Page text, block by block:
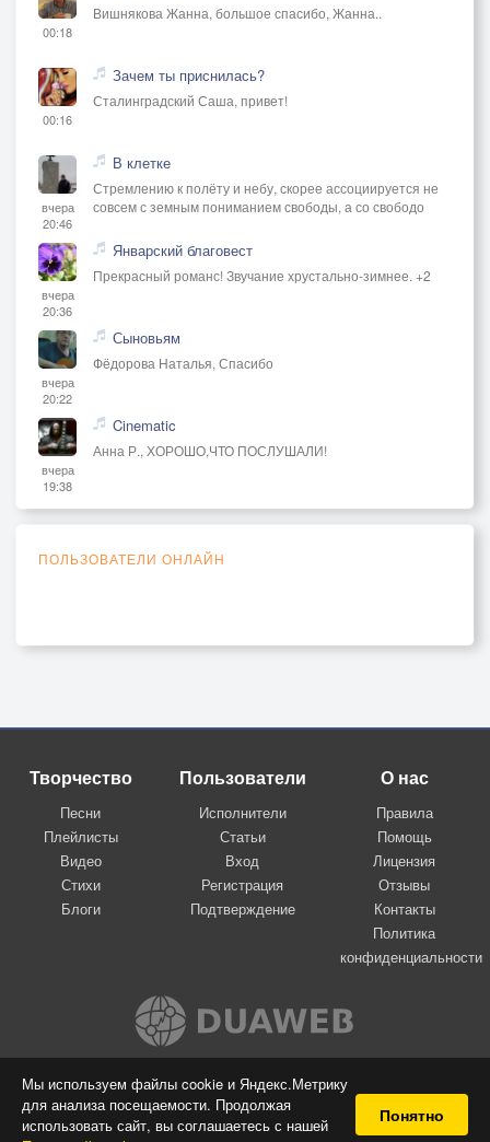
Мы используем файлы cookie и Яндекс.Метрику
для анализа посещаемости. Продолжая
использовать сайт, вы соглашаетесь с нашей
Понятно
00:18
Вишнякова Жанна, большое спасибо, Жанна..
00:16
Зачем ты приснилась?
Сталинградский Саша, привет!
вчера
20:46
В клетке
Стремлению к полёту и небу, скорее ассоциируется не
совсем с земным пониманием свободы, а со свободо
вчера
20:36
Январский благовест
Прекрасный романс! Звучание хрустально-зимнее. +2
вчера
20:22
Сыновьям
Фёдорова Наталья, Спасибо
вчера
19:38
Cinematic
Анна Р., ХОРОШО,ЧТО ПОСЛУШАЛИ!
ПОЛЬЗОВАТЕЛИ ОНЛАЙН
Творчество
Песни
Плейлисты
Видео
Стихи
Блоги
Пользователи
Исполнители
Статьи
Вход
Регистрация
Подтверждение
О нас
Правила
Помощь
Лицензия
Отзывы
Контакты
Политика
конфиденциальности
Вконтакте
© 2009-2026 Я-пою
Музыкальный сайт самовыражения